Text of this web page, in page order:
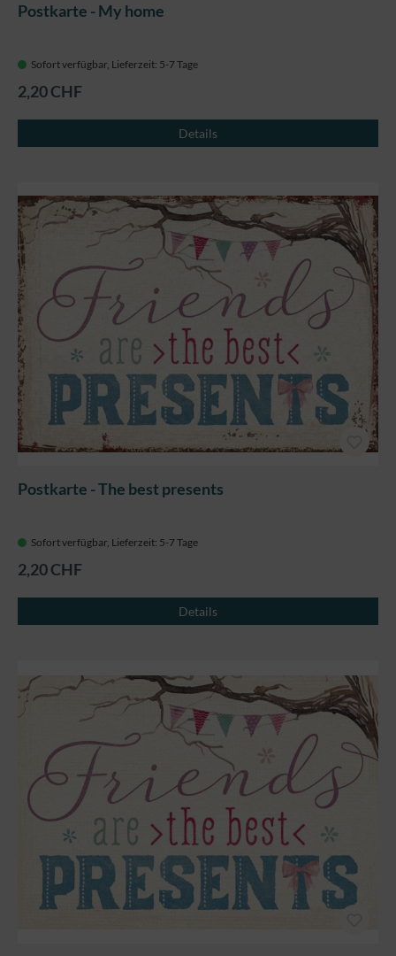
Postkarte - My home
Sofort verfügbar, Lieferzeit: 5-7 Tage
2,20 CHF
Details
Postkarte - The best presents
Sofort verfügbar, Lieferzeit: 5-7 Tage
2,20 CHF
Details